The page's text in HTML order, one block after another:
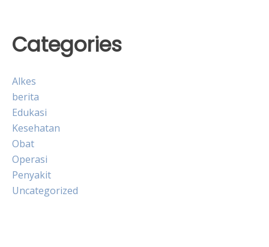
Categories
Alkes
berita
Edukasi
Kesehatan
Obat
Operasi
Penyakit
Uncategorized